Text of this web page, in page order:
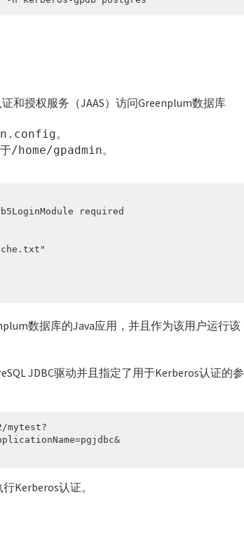
和授权服务（JAAS）访问Greenplum数据库
。
/home/gpadmin。
required
数据库的Java应用，并且作为该用户运行该
JDBC驱动并且指定了用于Kerberos认证的参
mytest?
Kerberos认证。